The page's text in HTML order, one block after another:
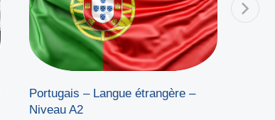
Portugais – Langue étrangère –
Niveau A2